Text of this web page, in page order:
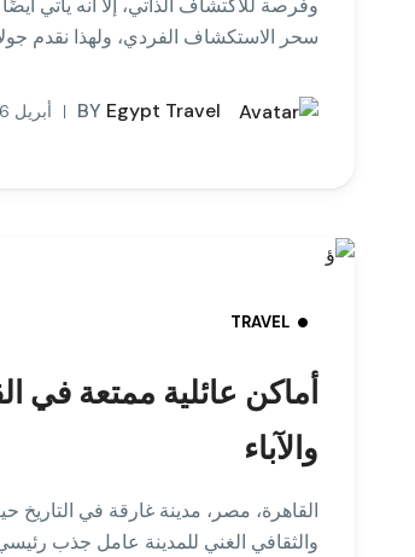
وفرصة للاكتشاف الذاتي، إلا أنه يأتي
سحر الاستكشاف الفردي، ولهذا نقدم
BY Egypt Travel أبريل 6, 2022 10:20 صباحًا
TRAVEL
أماكن عائلية ممتعة في
والآباء
القاهرة، مصر، مدينة غارقة في التاريخ
والثقافي الغني للمدينة عامل جذب